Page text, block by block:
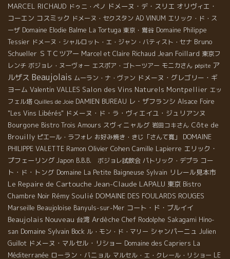
MARCEL RICHAUD ドゥニ・ペノ ドメーヌ・デ・スリエ オリヴィエ・
コーエン コスミック ドメーヌ・セクスタン AD VINUM エリック・ド・ス
ーザ Domaine Elodie Balme La Tortuga 東京・鴬谷 Domaine Philippe
Tessier ドメーヌ・シャルロット・エ・ジャン・バティスト・セナ Bruno
Schueller ＳＴＣツアー Marcel et Claire Richaud Jean Foillard 東京フ
レンチ ボジョレ・ヌーヴォー エスポア・ゴトーツアー モニカさん pépite ア
ルザス Beaujolais ムーラン・ナ・ヴァン ドメーヌ・グレゴリー・ギ
ヨーム Valentin VALLES Salon des Vins Naturels Montpellier エッ
フェル塔 Quilles de Joie DAMIEN BUREAU レ・ザフランシ Alsace Foire
"Les Vins Libérés" ドメーヌ・ド・ラ・ヴィエイユ・ジュリアンヌ
Bourgone Bistro Trois Amours スヴィニャルグ 岩田コキさん Côte de
Brouilly ピエール・ラフォレ お好み焼き・きじ「さんて寛」
DOMAINE
PHILIPPE VALETTE Ramon Olivier Cohen Camille Lapierre エリック・
プフェーリング Japon B.B.B. ボジョレ試飲会 パトリック・デプラ コー
ト・ド・トング Domaine La Petite Baigneuse Sylvain リレール見本市
Le Repaire de Cartouche Jean-Claude LAPALU 東京 Bistro
Chambre Noir Rémy Soulié DOMAINE DES FOULARDS ROUGES
Marseille Beaujoloise Banyuls-sur-Mer コート・ド・ブルイイ
Beaujolais Nouveau 台湾 Ardèche Chef Rodolphe Sakagami Hino-
san Domaine Sylvain Bock ル・モン・ド・マリー シャンパーニュ Julien
Guillot ドメーヌ・マルセル・リショー Domaine des Capriers La
Méditerranée ローラン・バニョル マルセル・エ・クレール・リショー LE